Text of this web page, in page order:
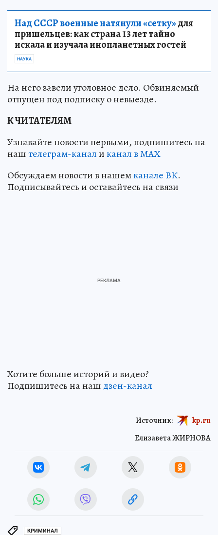
Над СССР военные натянули «сетку»для
пришельцев: как страна 13 лет тайно
искала и изучала инопланетных гостей
НАУКА
На него завели уголовное дело. Обвиняемый
отпущен под подписку о невыезде.
К ЧИТАТЕЛЯМ
Узнавайте новости первыми, подпишитесь на
наштелеграм-каналиканал в МАХ
Обсуждаем новости в нашемканале ВК.
Подписывайтесь и оставайтесь на связи
Хотите больше историй и видео?
Подпишитесь на наш дзен-канал
Елизавета ЖИРНОВА
Источник: kp.ru
КРИМИНАЛ